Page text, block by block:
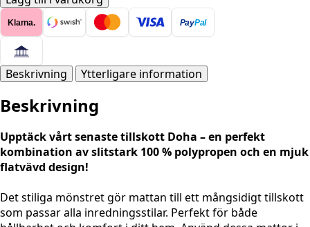
-
Doha
1655
Cream
mängd
Klarna. PayPal
Beskrivning Ytterligare information
Beskrivning
Upptäck vårt senaste tillskott Doha – en perfekt
kombination av slitstark 100 % polypropen och en mjuk
flatvävd design!
Det stiliga mönstret gör mattan till ett mångsidigt tillskott
som passar alla inredningsstilar. Perfekt för både